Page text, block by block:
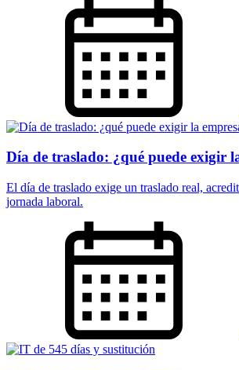
Día de traslado: ¿qué puede exigir
El día de traslado exige un traslado real,
jornada laboral.